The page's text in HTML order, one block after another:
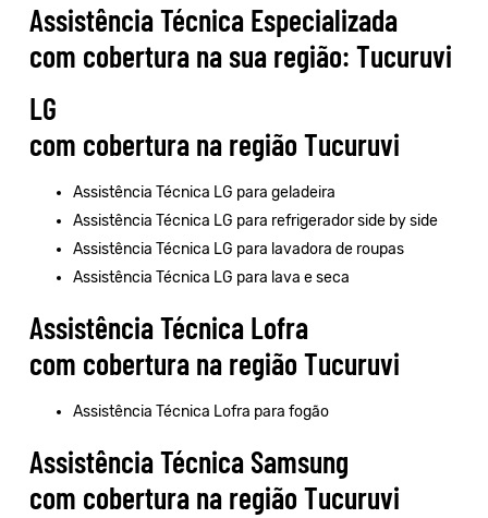
Assistência Técnica Especializada
com cobertura na sua região: Tucuruvi
LG
com cobertura na região Tucuruvi
Assistência Técnica LG para geladeira
Assistência Técnica LG para refrigerador side by side
Assistência Técnica LG para lavadora de roupas
Assistência Técnica LG para lava e seca
Assistência Técnica Lofra
com cobertura na região Tucuruvi
Assistência Técnica Lofra para fogão
Assistência Técnica Samsung
com cobertura na região Tucuruvi